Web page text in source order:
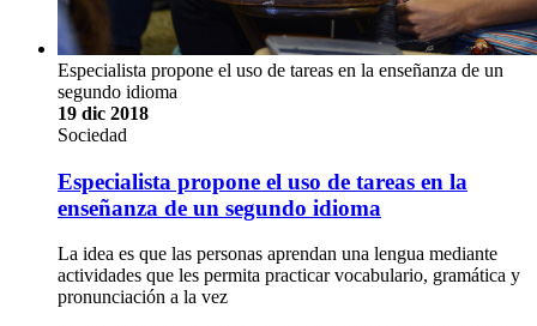
Especialista propone el uso de tareas en la enseñanza de un
segundo idioma
19 dic 2018
Sociedad
Especialista propone el uso de tareas en la
enseñanza de un segundo idioma
La idea es que las personas aprendan una lengua mediante
actividades que les permita practicar vocabulario, gramática y
pronunciación a la vez